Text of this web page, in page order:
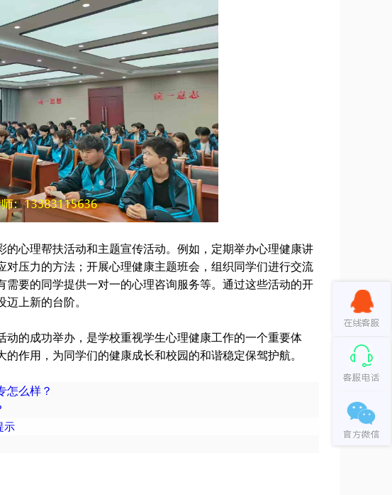
心理帮扶活动和主题宣传活动。例如，定期举办心理健康讲
压力的方法；开展心理健康主题班会，组织同学们进行交流
要的同学提供一对一的心理咨询服务等。通过这些活动的开
上新的台阶。
的成功举办，是学校重视学生心理健康工作的一个重要体
作用，为同学们的健康成长和校园的和谐稳定保驾护航。
怎么样？
示